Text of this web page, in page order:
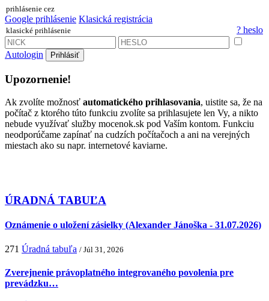
prihlásenie cez
Google prihlásenie Klasická registrácia
klasické prihlásenie ? heslo
Autologin Prihlásiť
Upozornenie!
Ak zvolíte možnosť automatického prihlasovania, uistite sa, že na
počítač z ktorého túto funkciu zvolíte sa prihlasujete len Vy, a nikto
nebude využívať služby mocenok.sk pod Vaším kontom. Funkciu
neodporúčame zapínať na cudzích počítačoch a ani na verejných
miestach ako su napr. internetové kaviarne.
ÚRADNÁ TABUĽA
Oznámenie o uložení zásielky (Alexander Jánoška - 31.07.2026)
271 Úradná tabuľa / Júl 31, 2026
Zverejnenie právoplatného integrovaného povolenia pre
prevádzku…